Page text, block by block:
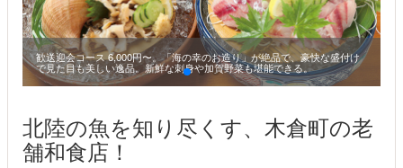
歓送迎会コース 6,000円〜。「海の幸のお造り」が絶品で、豪快な盛付け
で見た目も美しい逸品。新鮮な刺身や加賀野菜も堪能できる。
北陸の魚を知り尽くす、木倉町の老
舗和食店！